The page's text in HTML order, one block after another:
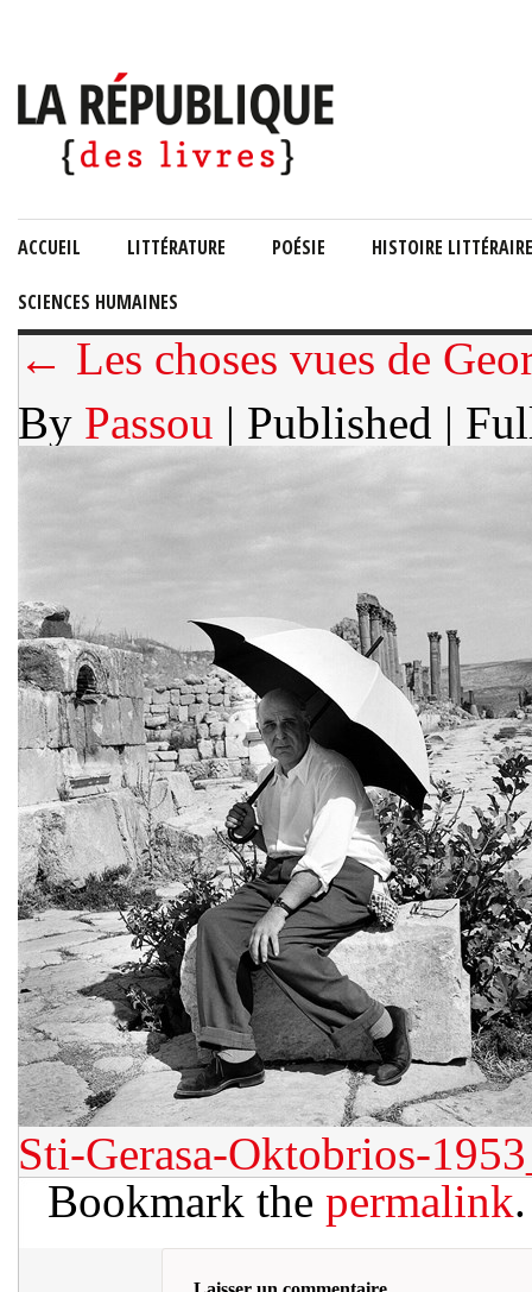
ACCUEIL LITTÉRATURE POÉSIE HISTOIRE LITTÉRAIRE
SCIENCES HUMAINES
← Les choses vues de
By Passou | Published |
Sti-Gerasa-Oktobrios-
Bookmark the permalink.